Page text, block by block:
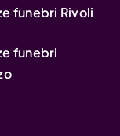
funebri Rivoli
funebri